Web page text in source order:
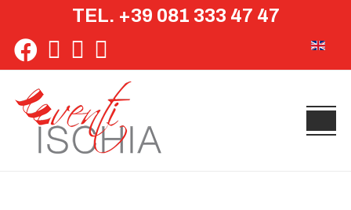
TEL. +39 081 333 47 47